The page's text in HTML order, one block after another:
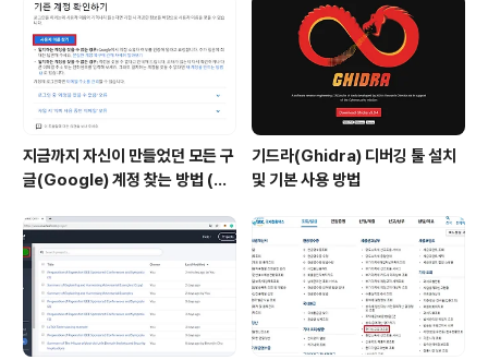
지금까지 자신이 만들었던 모든 구
글(Google) 계정 찾는 방법 (핸
기드라(Ghidra) 디버깅 툴 설치
및 기본 사용 방법